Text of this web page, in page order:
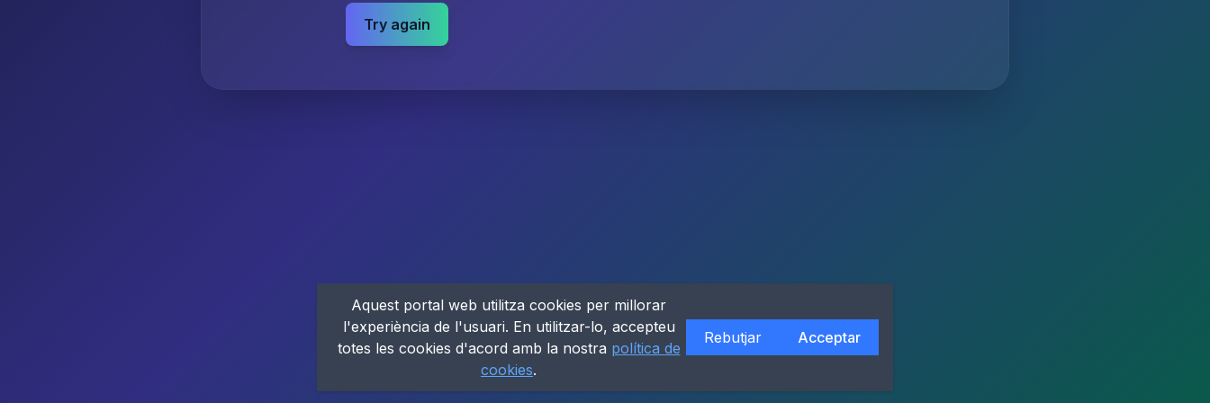
Try again
Aquest portal web utilitza cookies per millorar
l'experiència de l'usuari. En utilitzar-lo, accepteu
totes les cookies d'acord amb la nostra política de
cookies.
Rebutjar Acceptar